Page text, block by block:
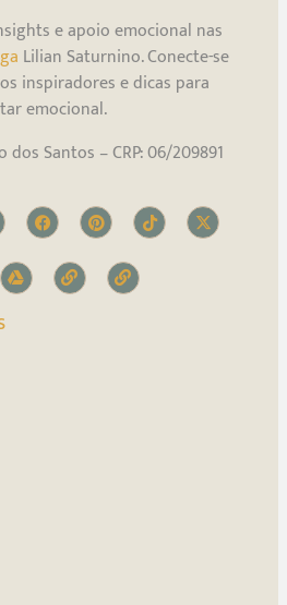
e apoio emocional nas
Lilian Saturnino. Conecte-se
inspiradores e dicas para
emocional.
Santos – CRP: 06/209891